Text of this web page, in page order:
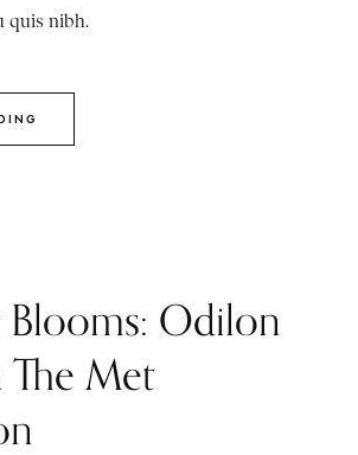
quis nibh.
Blooms: Odilon
The Met